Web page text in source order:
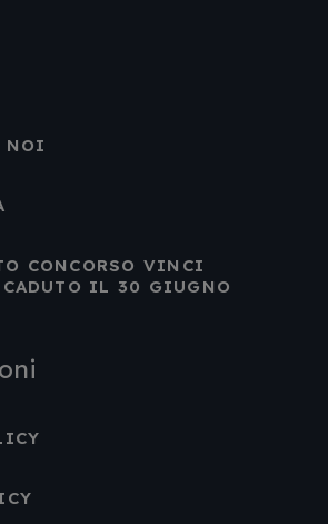
NOI
CONCORSO VINCI
IL 30 GIUGNO